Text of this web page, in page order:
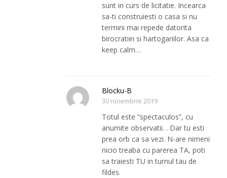
sunt in curs de licitatie. Incearca
sa-ti construiesti o casa si nu
termini mai repede datorita
birocratiei si hartogariilor. Asa ca
keep calm…
Blocku-B
30 noiembrie 2019
Totul este “spectaculos”, cu
anumite observatii. . Dar tu esti
prea orb ca sa vezi. N-are nimeni
nicio treaba cu parerea TA, poti
sa traiesti TU in turnul tau de
fildes.